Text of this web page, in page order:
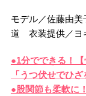
モデル／佐藤由
道 衣装提供／ヨ
●1分でできる！
「うつ伏せでひざ
●股関節も柔軟に